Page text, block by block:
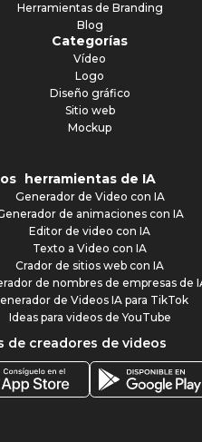
Herramientas de Branding
Blog
Categorías
Vídeo
Logo
Diseño gráfico
Sitio web
Mockup
herramientas de IA
Generador de Video con IA
de animaciones con IA
Editor de video con IA
Texto a Video con IA
Crador de sitios web con IA
de nombres de empresas de
de Videos IA para TikTok
Ideas para videos de YouTube
de creadores de videos